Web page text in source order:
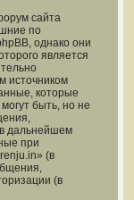
сайта
по
однако они
является
источником
которые
быть, но не
дальнейшем
при
(в
(в